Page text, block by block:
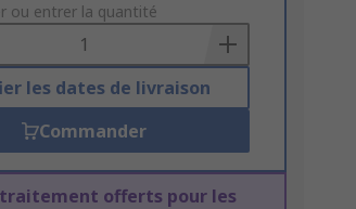
ou entrer la quantité
les dates de livraison
Commander
traitement offerts pour les